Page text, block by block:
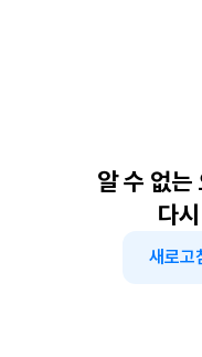
알 수 없는
다
새로고